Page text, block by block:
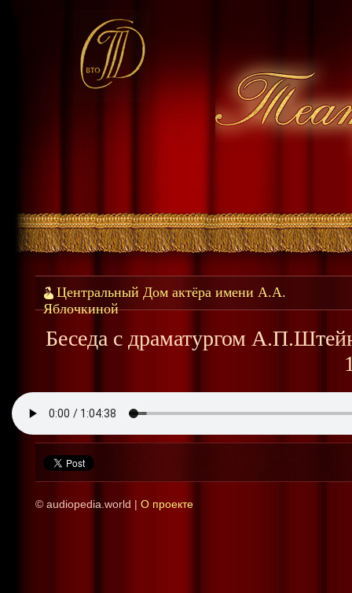
Центральный Дом актёра имени А.А.
Яблочкиной
Беседа с драматургом
© audiopedia.world | О проекте